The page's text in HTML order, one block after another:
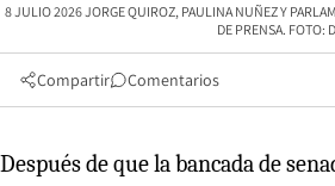
8 JULIO 2026 JORGE QUIROZ, PAULINA NUÑEZ Y
DE PRENSA. FOTO:
Compartir Comentarios
Después de que la bancada de